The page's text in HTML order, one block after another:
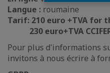
Langue : roumaine
Tarif: 210 euro +TVA for
230 euro+TVA
Pour plus d'informations
invitons à nous écrire à